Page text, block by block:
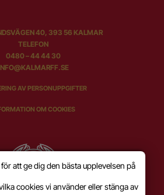
40, 393 56 KALMAR
TELEFON
0480 – 44 44 30
AV PERSONUPPGIFTER
OM COOKIES
att ge dig den bästa upplevelsen på
cookies vi använder eller stänga av